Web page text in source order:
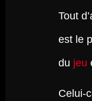
Tout
est le
du jeu
Celui-